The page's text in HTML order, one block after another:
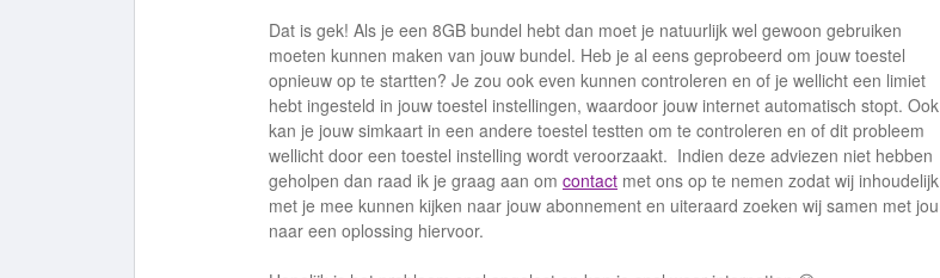
Dat is gek! Als je een 8GB bundel hebt dan moet je natuurlijk wel gewoon gebruiken
moeten kunnen maken van jouw bundel. Heb je al eens geprobeerd om jouw toestel
opnieuw op te startten? Je zou ook even kunnen controleren en of je wellicht een limiet
hebt ingesteld in jouw toestel instellingen, waardoor jouw internet automatisch stopt. Ook
kan je jouw simkaart in een andere toestel testten om te controleren en of dit probleem
wellicht door een toestel instelling wordt veroorzaakt. Indien deze adviezen niet hebben
geholpen dan raad ik je graag aan om contact met ons op te nemen zodat wij inhoudelijk
met je mee kunnen kijken naar jouw abonnement en uiteraard zoeken wij samen met jou
naar een oplossing hiervoor.